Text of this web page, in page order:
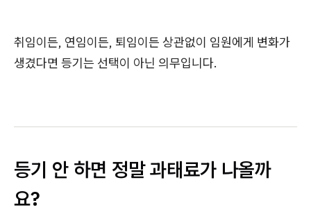
취임이든, 연임이든, 퇴임이든 상관없이 임원에게 변화가
생겼다면 등기는 선택이 아닌 의무입니다.
등기 안 하면 정말 과태료가 나올까
요?